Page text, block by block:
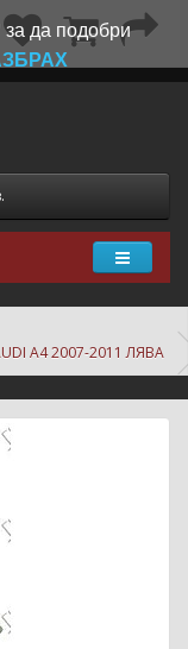
A4 2007-2011 ЛЯВА
за да подобри